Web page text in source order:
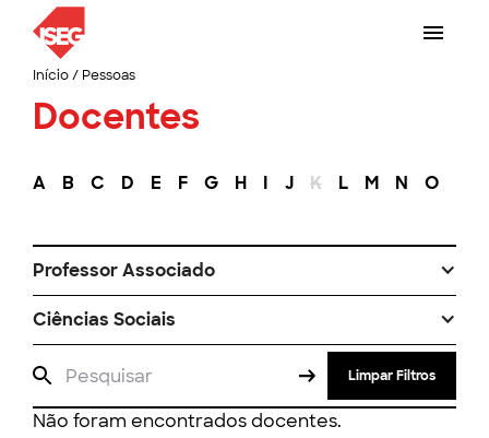
Início/ Pessoas
Docentes
A B C D E F G H I J K L M N O
Professor Associado
Ciências Sociais
Limpar Filtros
Não foram encontrados docentes.